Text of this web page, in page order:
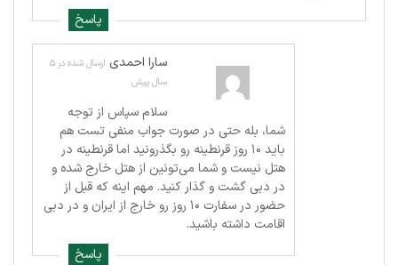
پاسخ
سارا احمدی
ارسال شده در 5
سال پیش
سلام سپاس از توجه
شما، بله حتی در صورت جواب منفی تست هم
باید ۱۰ روز قرنطینه رو بگذرونید اما قرنطینه در
هتل نیست و شما می‌تونین از هتل خارج شده و
در دبی گشت و گذار کنید. مهم اینه که قبل از
حضور در سفارت ۱۰ روز رو خارج از ایران و در دبی
اقامت داشته باشید.
پاسخ